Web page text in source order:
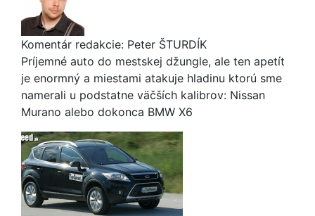
Komentár redakcie: Peter ŠTURDÍK
Príjemné auto do mestskej džungle, ale ten apetít
je enormný a miestami atakuje hladinu ktorú sme
namerali u podstatne väčších kalibrov: Nissan
Murano alebo dokonca BMW X6